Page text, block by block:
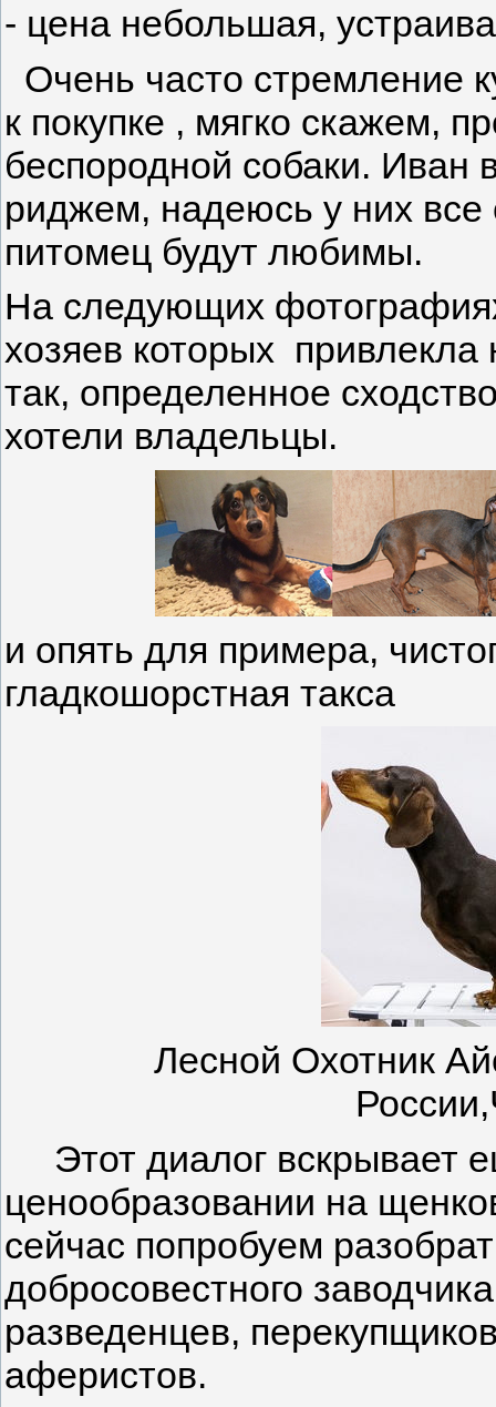
- цена небольшая,
Очень часто стремление
к покупке , мягко скажем,
беспородной собаки. Иван
риджем, надеюсь у них все
питомец будут любимы.
На следующих
хозяев которых
так, определенное
хотели владельцы.
и опять для примера,
гладкошорстная такса
Лесной Охотник
Этот диалог вскрывает
ценообразовании на
сейчас попробуем
добросовестного
разведенцев,
аферистов.